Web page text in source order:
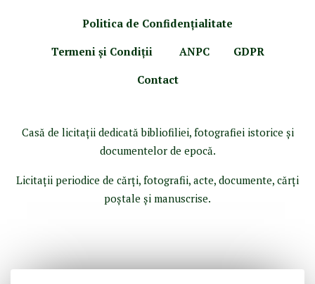
Politica de Confidenţialitate
Termeni şi Condiţii
ANPC
GDPR
Contact
Casă de licitaţii dedicată bibliofiliei, fotografiei istorice şi
documentelor de epocă.
Licitaţii periodice de cărţi, fotografii, acte, documente, cărţi
poştale şi manuscrise.